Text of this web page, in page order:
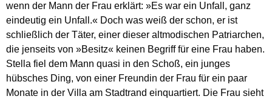
wenn der Mann der Frau erklärt: »Es war ein Unfall, ganz
eindeutig ein Unfall.« Doch was weiß der schon, er ist
schließlich der Täter, einer dieser altmodischen Patriarchen,
die jenseits von »Besitz« keinen Begriff für eine Frau haben.
Stella fiel dem Mann quasi in den Schoß, ein junges
hübsches Ding, von einer Freundin der Frau für ein paar
Monate in der Villa am Stadtrand einquartiert. Die Frau sieht